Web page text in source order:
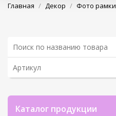
Главная / Декор / Фото рамки
Каталог продукции